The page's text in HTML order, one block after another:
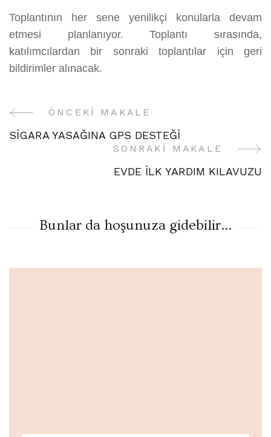
Toplantının her sene yenilikçi konularla devam
etmesi planlanıyor. Toplantı sırasında,
katılımcılardan bir sonraki toplantılar için geri
bildirimler alınacak.
YazıÖNCEKI MAKALE
SİGARA YASAĞINA GPS DESTEĞİ
SONRAKI MAKALE
EVDE İLK YARDIM KILAVUZU
Bunlar da hoşunuza gidebilir...